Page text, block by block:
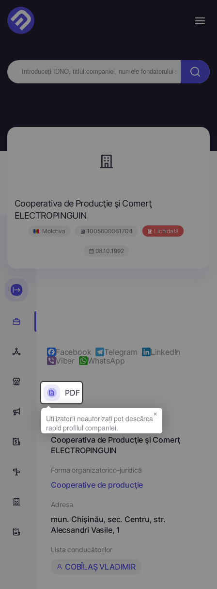
Cooperativa de Producţie şi Comerţ
ELECTROPINGUIN
Moldova 1005600061704 Lichidată
08.10.1992
0
3
Facebook Telegram
LinkedIn
Viber
WhatsApp
PDF
Denumirea completă
Cooperativa de Producţie şi Comerţ
ELECTROPINGUIN
Forma organizatorico-juridică
Cooperative de producţie
Adresa
mun. Chişinău, sec. Centru, str.
Alecsandri Vasile, 1
Lista conducătorilor
COBÎLAŞ VLADIMIR
×